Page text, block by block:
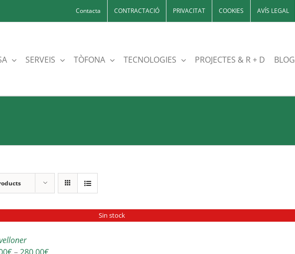
Contacta CONTRACTACIÓ PRIVACITAT COOKIES AVÍS LEGAL
SERVEIS TÒFONA TECNOLOGIES PROJECTES & R + D BLOG
Sin stock
Interval